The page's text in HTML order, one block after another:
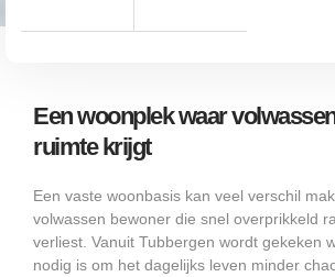
Een woonplek waar
ruimte krijgt
Een vaste woonbasis kan veel verschil
volwassen bewoner die snel overprikkeld
verliest. Vanuit Tubbergen wordt gekeken
nodig is om het dagelijks leven minder